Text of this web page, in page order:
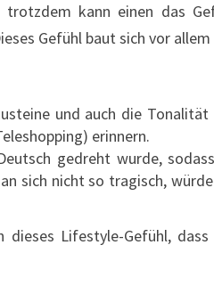
kann einen das
Gefühl baut sich vor
und auch die Tonalität
erinnern.
gedreht wurde,
sich nicht so tragisch,
Lifestyle-Gefühl, dass